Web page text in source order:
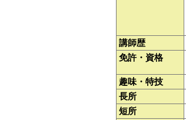
講師歴
免許・資格
趣味・特技
長所
短所